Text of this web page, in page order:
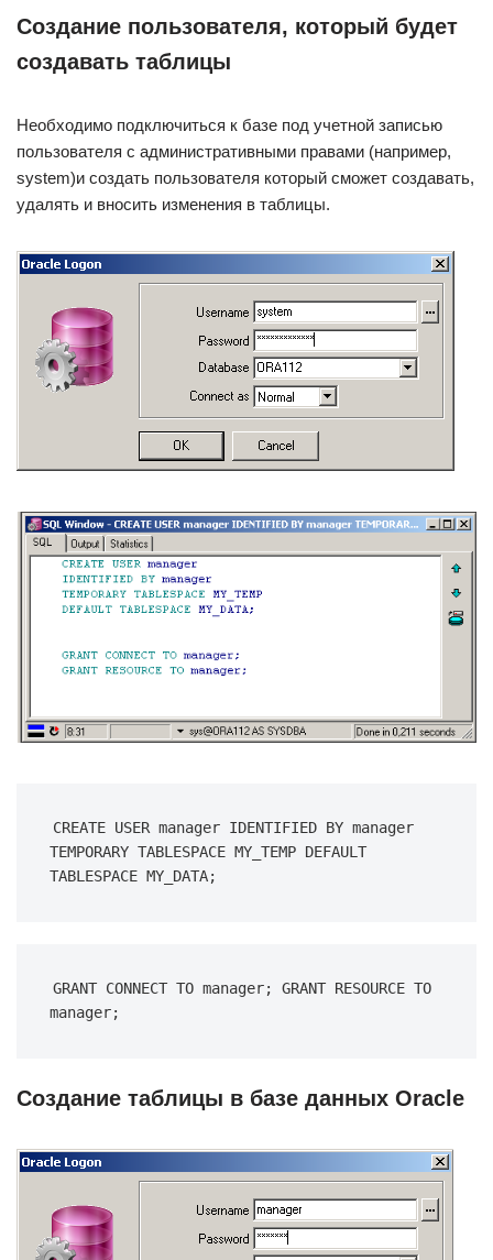
Создание пользователя, который будет
создавать таблицы
Необходимо подключиться к базе под учетной записью
пользователя с административными правами (например,
system)и создать пользователя который сможет создавать,
удалять и вносить изменения в таблицы.
CREATE USER manager IDENTIFIED BY manager
TEMPORARY TABLESPACE MY_TEMP DEFAULT
TABLESPACE MY_DATA;
GRANT CONNECT TO manager; GRANT RESOURCE TO
manager;
Создание таблицы в базе данных Oracle